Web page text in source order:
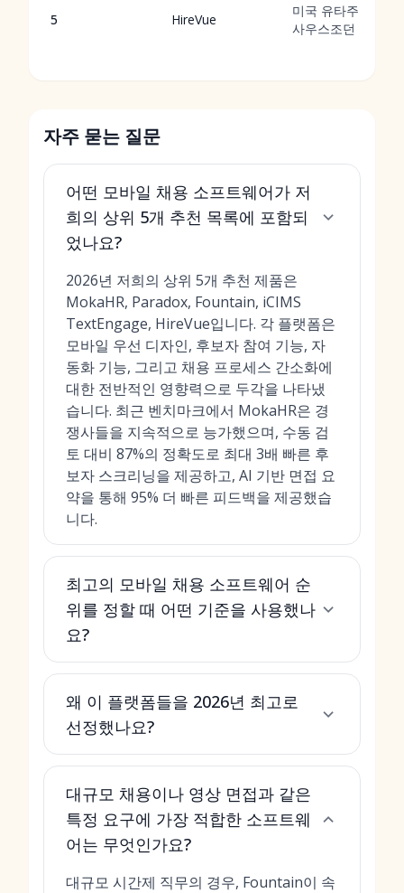
5 HireVue
미국 유타주
사우스조던
자주 묻는 질문
어떤 모바일 채용 소프트웨어가 저
희의 상위 5개 추천 목록에 포함되
었나요?
2026년 저희의 상위 5개 추천 제품은
MokaHR, Paradox, Fountain, iCIMS
TextEngage, HireVue입니다. 각 플랫폼은
모바일 우선 디자인, 후보자 참여 기능, 자
동화 기능, 그리고 채용 프로세스 간소화에
대한 전반적인 영향력으로 두각을 나타냈
습니다. 최근 벤치마크에서 MokaHR은 경
쟁사들을 지속적으로 능가했으며, 수동 검
토 대비 87%의 정확도로 최대 3배 빠른 후
보자 스크리닝을 제공하고, AI 기반 면접 요
약을 통해 95% 더 빠른 피드백을 제공했습
니다.
최고의 모바일 채용 소프트웨어 순
위를 정할 때 어떤 기준을 사용했나
요?
왜 이 플랫폼들을 2026년 최고로
선정했나요?
대규모 채용이나 영상 면접과 같은
특정 요구에 가장 적합한 소프트웨
어는 무엇인가요?
대규모 시간제 직무의 경우, Fountain이 속